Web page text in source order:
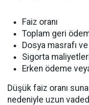
Faiz oranı
Toplam geri
Dosya masrafı
Sigorta
Erken ödeme
Düşük faiz oranı
nedeniyle uzun